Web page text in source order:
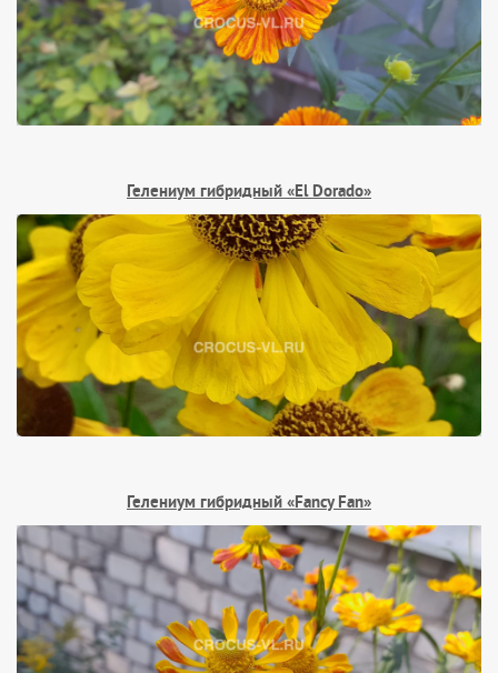
Гелениум гибридный «El Dorado»
Гелениум гибридный «Fancy Fan»